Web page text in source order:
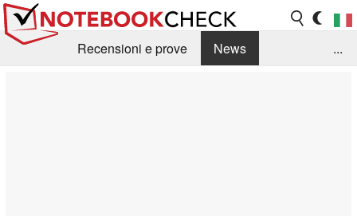
Recensioni e prove
News
...